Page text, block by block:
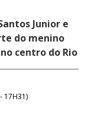
Junior e
do menino
centro do Rio
17H31)